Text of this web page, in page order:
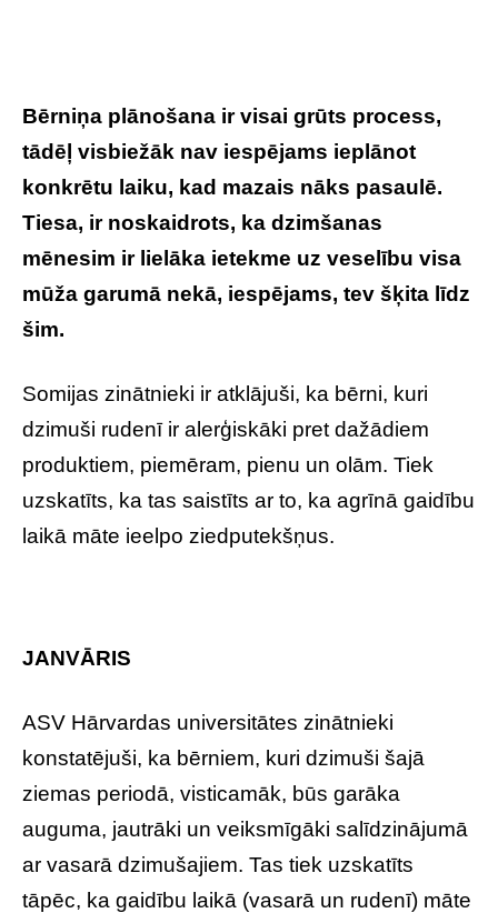
Bērniņa plānošana ir visai grūts process,
tādēļ visbiežāk nav iespējams ieplānot
konkrētu laiku, kad mazais nāks pasaulē.
Tiesa, ir noskaidrots, ka dzimšanas
mēnesim ir lielāka ietekme uz veselību visa
mūža garumā nekā, iespējams, tev šķita līdz
šim.
Somijas zinātnieki ir atklājuši, ka bērni, kuri
dzimuši rudenī ir alerģiskāki pret dažādiem
produktiem, piemēram, pienu un olām. Tiek
uzskatīts, ka tas saistīts ar to, ka agrīnā gaidību
laikā māte ieelpo ziedputekšņus.
JANVĀRIS
ASV Hārvardas universitātes zinātnieki
konstatējuši, ka bērniem, kuri dzimuši šajā
ziemas periodā, visticamāk, būs garāka
auguma, jautrāki un veiksmīgāki salīdzinājumā
ar vasarā dzimušajiem. Tas tiek uzskatīts
tāpēc, ka gaidību laikā (vasarā un rudenī) māte